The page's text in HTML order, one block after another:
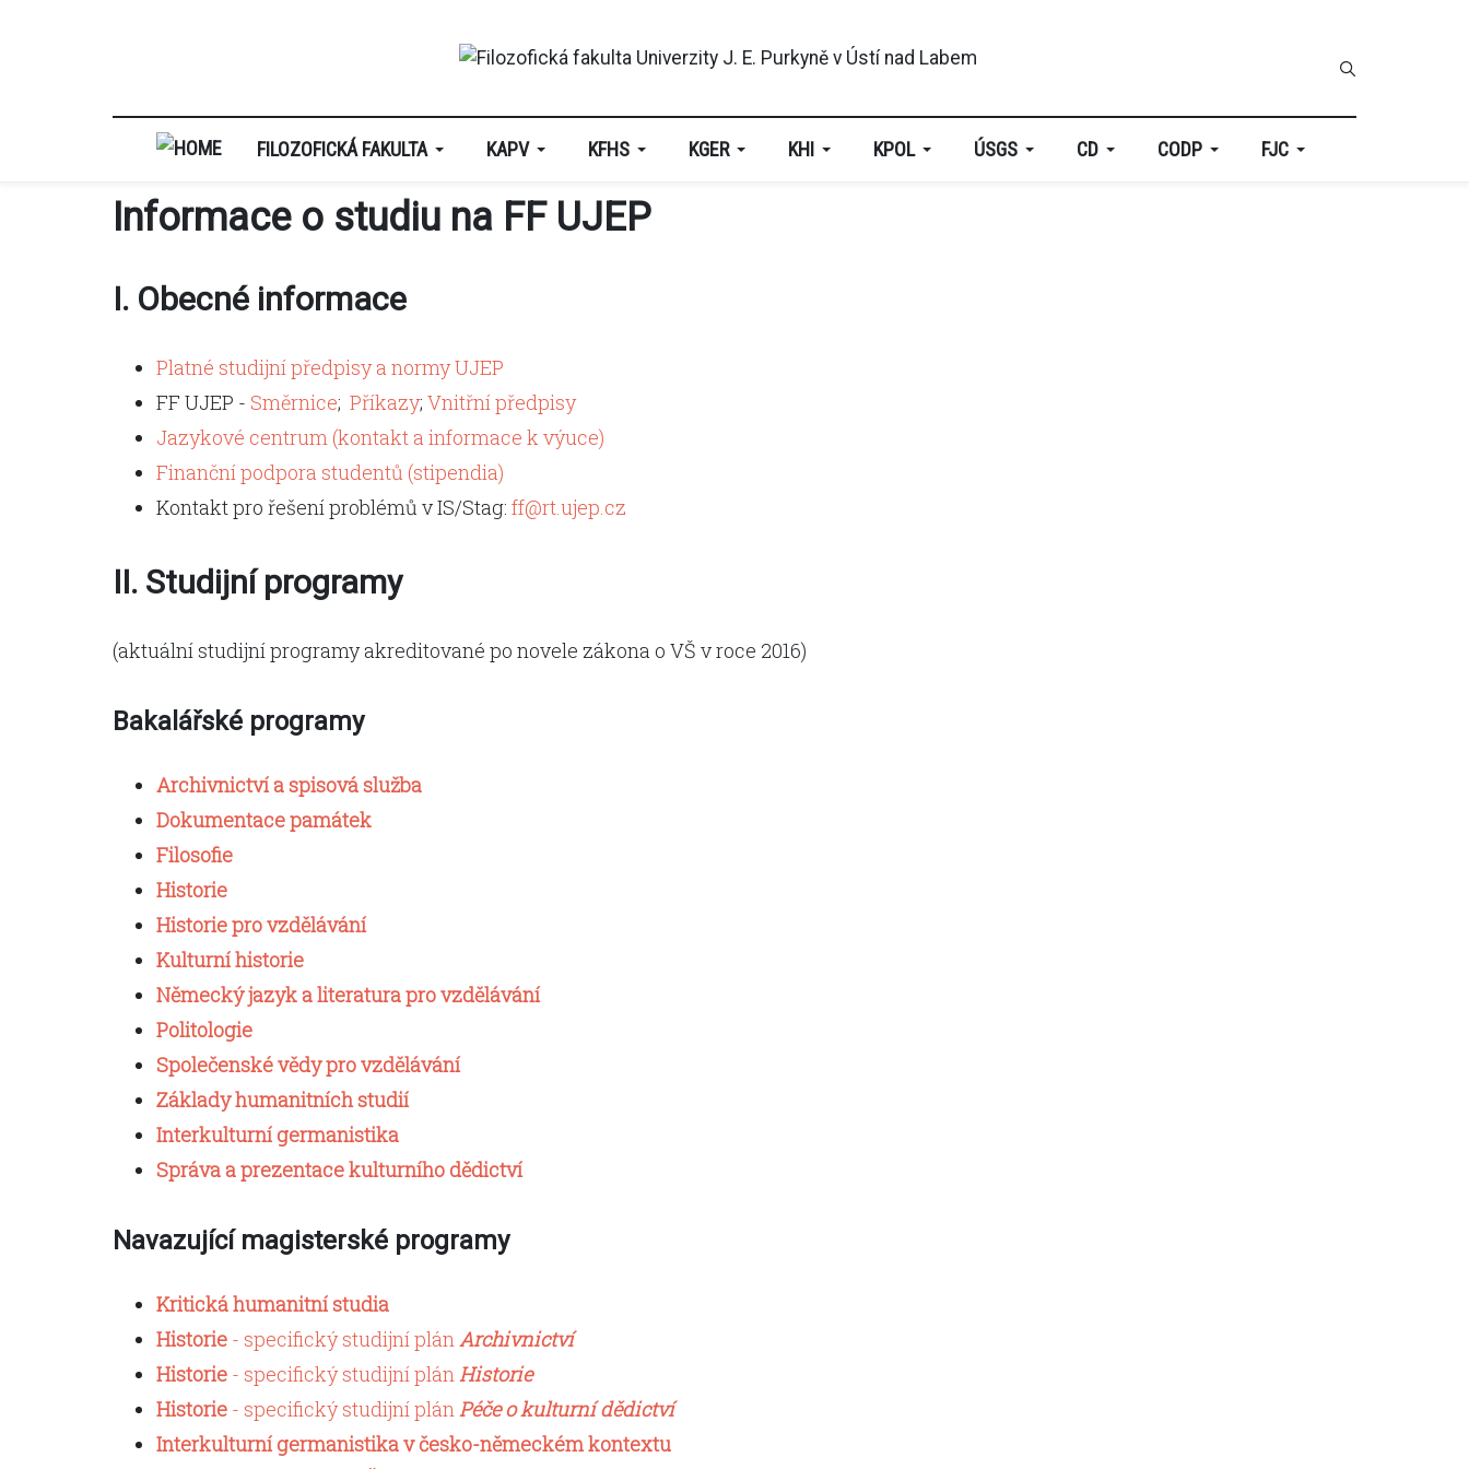
FILOZOFICKÁ FAKULTA KAPV KFHS KGER KHI KPOL ÚSGS CD CODP FJC
Informace o studiu na FF UJEP
I. Obecné informace
Platné studijní předpisy a normy UJEP
FF UJEP - Směrnice; Příkazy; Vnitřní předpisy
Jazykové centrum (kontakt a informace k výuce)
Finanční podpora studentů (stipendia)
Kontakt pro řešení problémů v IS/Stag: ff@rt.ujep.cz
II. Studijní programy
(aktuální studijní programy akreditované po novele zákona o VŠ v roce 2016)
Bakalářské programy
Archivnictví a spisová služba
Dokumentace památek
Filosofie
Historie
Historie pro vzdělávání
Kulturní historie
Německý jazyk a literatura pro vzdělávání
Politologie
Společenské vědy pro vzdělávání
Základy humanitních studií
Interkulturní germanistika
Správa a prezentace kulturního dědictví
Navazující magisterské programy
Kritická humanitní studia
Historie - specifický studijní plánArchivnictví
Historie - specifický studijní plánHistorie
Historie - specifický studijní plánPéče o kulturní dědictví
Interkulturní germanistika v česko-německém kontextu